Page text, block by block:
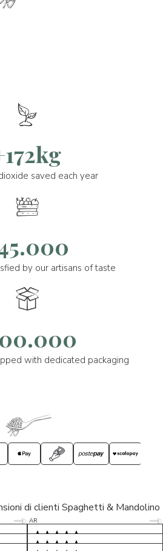
saved each year
by our artisans of taste
with dedicated packaging
di clienti Spaghetti & Mandolino
5
5
5
AR 5/5
D* 5/5
S* 5/5